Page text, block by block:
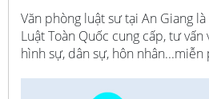
Văn phòng luật sư tại An Giang
Luật Toàn Quốc cung cấp, tư
hình sự, dân sự, hôn nhân...miễn